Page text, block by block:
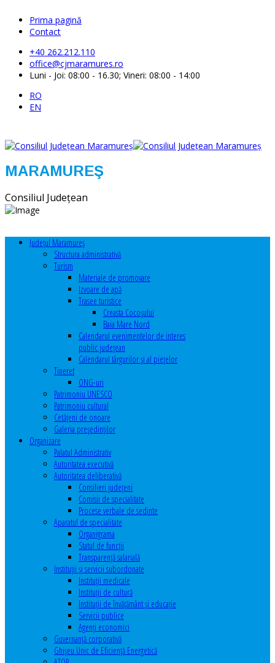
Prima pagină
Contact
+40 262.212.110
office@cjmaramures.ro
Luni - Joi: 08:00 - 16.30; Vineri: 08:00 - 14:00
RO
EN
MARAMUREŞ
Consiliul Judeţean
Judeţul Maramureş
Structura administrativă
Turism
Materiale de promovare
Izvoare de apă
Trasee turistice
Creasta Cocoșului
Baia Mare Nord
Calendarul evenimentelor de interes
public judeţean
Calendarul târgurilor şi al pieţelor
Tineret
ONG-uri
Patrimoniu UNESCO
Patrimoniu cultural
Cetăţeni de onoare
Galeria președinților
Organizare
Palatul Administrativ
Autoritatea executivă
Autoritatea deliberativă
Consilieri judeţeni
Comisii de specialitate
Procese verbale de sedinte
Aparatul de specialitate
Organigrama
Statul de funcții
Transparență salarială
Instituţii şi servicii subordonate
Instituţii medicale
Instituţii de cultură
Instituţii de învăţământ şi educaţie
Servicii publice
Agenţi economici
Guvernanță corporativă
Ghişeu Unic de Eficienţă Energetică